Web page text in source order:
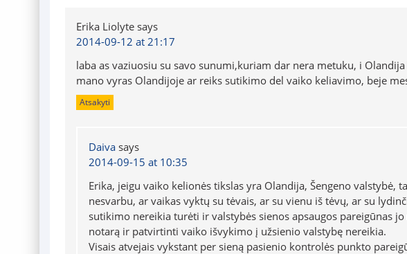
Erika Liolyte says
2014-09-12 at 21:17
laba as vaziuosiu su savo sunumi,kuriam dar nera metuku, i
mano vyras Olandijoje ar reiks sutikimo del vaiko keliavimo, beje
Atsakyti
Daiva says
2014-09-15 at 10:35
Erika, jeigu vaiko kelionės tikslas yra Olandija, Šengeno valstybė,
nesvarbu, ar vaikas vyktų su tėvais, ar su vienu iš tėvų, ar su
sutikimo nereikia turėti ir valstybės sienos apsaugos pareigūnas
notarą ir patvirtinti vaiko išvykimo į užsienio valstybę nereikia.
Visais atvejais vykstant per sieną pasienio kontrolės punkto